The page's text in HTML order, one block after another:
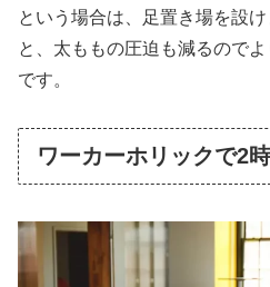
という場合は、足置き場を設
と、太ももの圧迫も減るので
です。
ワーカーホリックで2